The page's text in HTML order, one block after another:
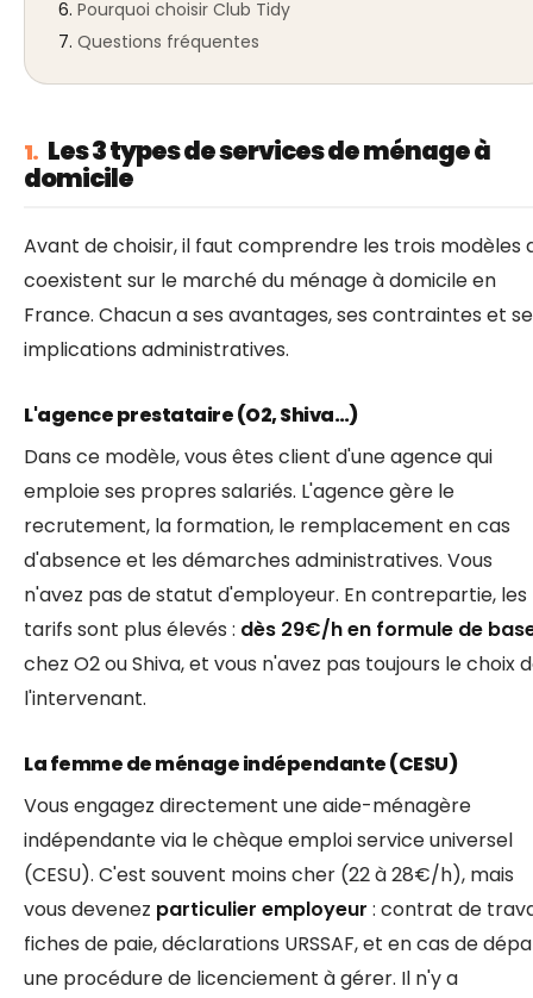
Pourquoi choisir Club Tidy
Questions fréquentes
1. Les 3 types de services de ménage à
domicile
Avant de choisir, il faut comprendre les trois modèles
coexistent sur le marché du ménage à domicile en
France. Chacun a ses avantages, ses contraintes et
implications administratives.
L'agence prestataire (O2, Shiva…)
Dans ce modèle, vous êtes client d'une agence qui
emploie ses propres salariés. L'agence gère le
recrutement, la formation, le remplacement en cas
d'absence et les démarches administratives. Vous
n'avez pas de statut d'employeur. En contrepartie, les
tarifs sont plus élevés : dès 29€/h en formule de
chez O2 ou Shiva, et vous n'avez pas toujours le choix
l'intervenant.
La femme de ménage indépendante (CESU)
Vous engagez directement une aide-ménagère
indépendante via le chèque emploi service universel
(CESU). C'est souvent moins cher (22 à 28€/h), mais
vous devenez particulier employeur : contrat de
fiches de paie, déclarations URSSAF, et en cas de
une procédure de licenciement à gérer. Il n'y a